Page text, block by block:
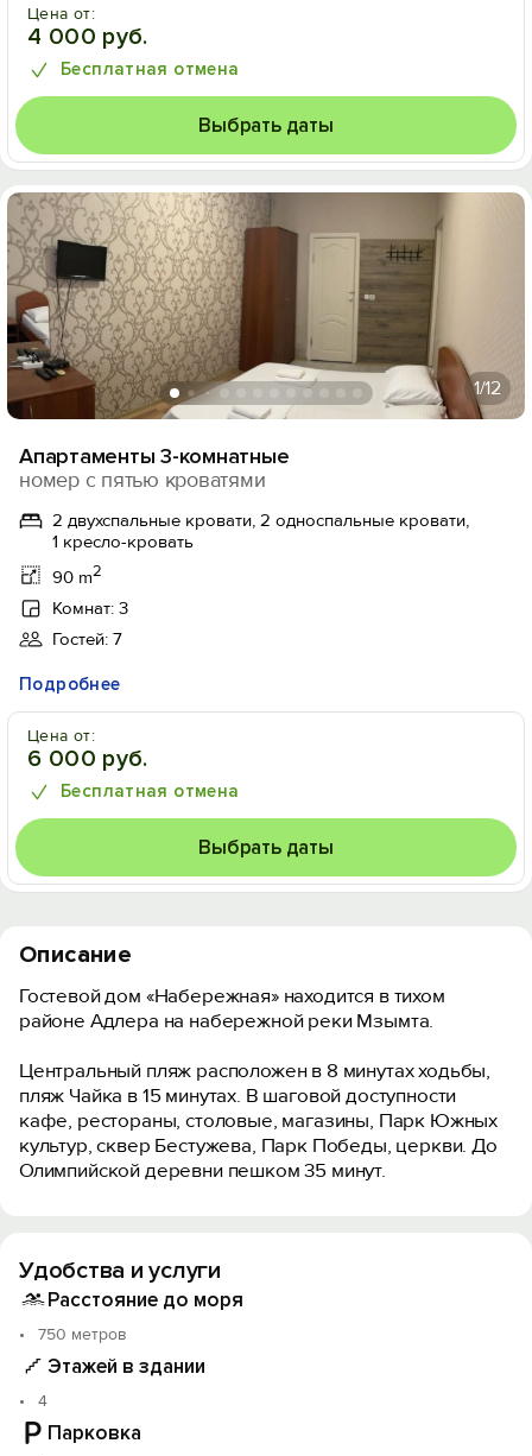
Цена от:
4 000 руб.
Бесплатная отмена
Выбрать даты
1/12
Апартаменты 3-комнатные
номер с пятью кроватями
2 двухспальные кровати, 2 односпальные кровати,
1 кресло-кровать
90 m2
Комнат: 3
Гостей: 7
Подробнее
Цена от:
6 000 руб.
Бесплатная отмена
Выбрать даты
Описание
Гостевой дом «Набережная» находится в тихом
районе Адлера на набережной реки Мзымта.
Центральный пляж расположен в 8 минутах ходьбы,
пляж Чайка в 15 минутах. В шаговой доступности
кафе, рестораны, столовые, магазины, Парк Южных
культур, сквер Бестужева, Парк Победы, церкви. До
Олимпийской деревни пешком 35 минут.
Удобства и услуги
Расстояние до моря
750 метров
Этажей в здании
4
Парковка